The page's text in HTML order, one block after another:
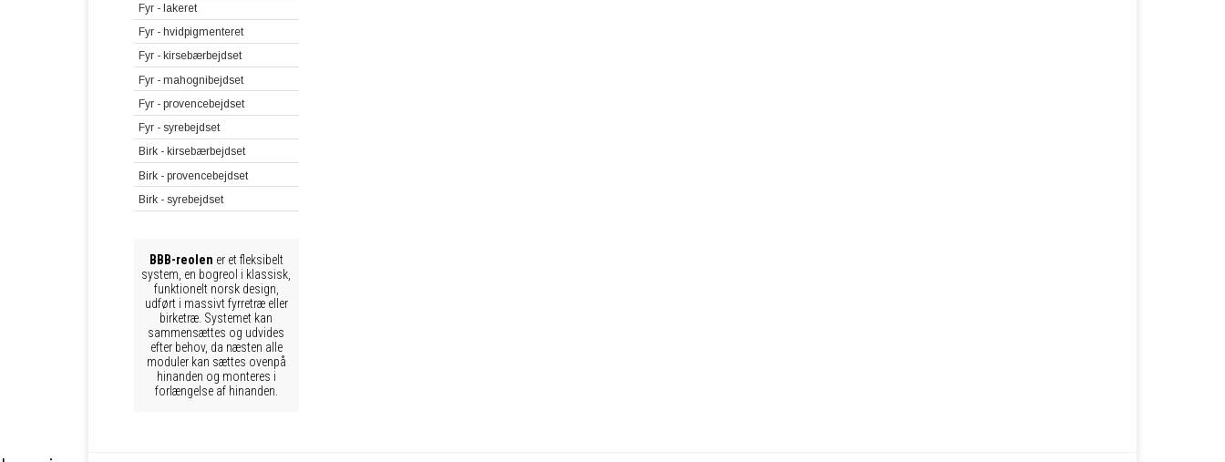
Fyr - lakeret
Fyr - hvidpigmenteret
Fyr - kirsebærbejdset
Fyr - mahognibejdset
Fyr - provencebejdset
Fyr - syrebejdset
Birk - kirsebærbejdset
Birk - provencebejdset
Birk - syrebejdset
BBB-reolen er et fleksibelt
system, en bogreol i klassisk,
funktionelt norsk design,
udført i massivt fyrretræ eller
birketræ. Systemet kan
sammensættes og udvides
efter behov, da næsten alle
moduler kan sættes ovenpå
hinanden og monteres i
forlængelse af hinanden.